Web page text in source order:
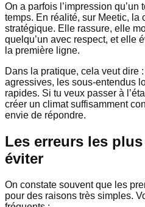
On a parfois l’impression qu’un
temps. En réalité, sur Meetic, la
stratégique. Elle rassure, elle
quelqu’un avec respect, et elle
la première ligne.
Dans la pratique, cela veut dire
agressives, les sous-entendus
rapides. Si tu veux passer à
créer un climat suffisamment
envie de répondre.
Les erreurs les
éviter
On constate souvent que les
pour des raisons très simples.